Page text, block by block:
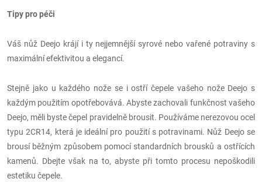
Tipy pro péči
Váš nůž Deejo krájí i ty nejjemnější syrové nebo vařené potraviny s
maximální efektivitou a elegancí.
Stejně jako u každého nože se i ostří čepele vašeho nože Deejo s
každým použitím opotřebovává. Abyste zachovali funkčnost vašeho
Deejo, měli byste čepel pravidelně brousit. Používáme nerezovou ocel
typu 2CR14, která je ideální pro použití s potravinami. Nůž Deejo se
brousí běžným způsobem pomocí standardních brousků a ostřících
kamenů. Dbejte však na to, abyste při tomto procesu nepoškodili
estetiku čepele.